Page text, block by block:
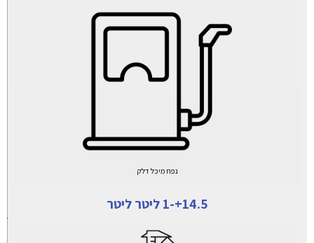
נפח מיכל דלק
14.5+-1 ליטר ליטר